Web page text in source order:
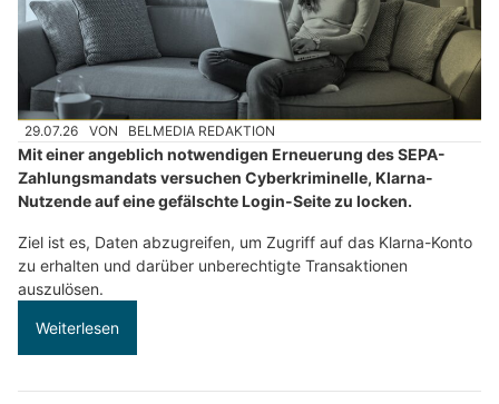
29.07.26 VON BELMEDIA REDAKTION
Mit einer angeblich notwendigen Erneuerung des SEPA-
Zahlungsmandats versuchen Cyberkriminelle, Klarna-
Nutzende auf eine gefälschte Login-Seite zu locken.
Ziel ist es, Daten abzugreifen, um Zugriff auf das Klarna-Konto
zu erhalten und darüber unberechtigte Transaktionen
auszulösen.
Weiterlesen